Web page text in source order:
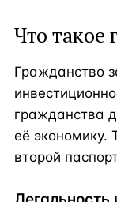
Что такое
Гражданство
гражданства
её экономику.
второй